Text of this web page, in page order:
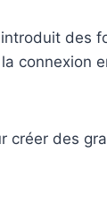
des
connexion
des